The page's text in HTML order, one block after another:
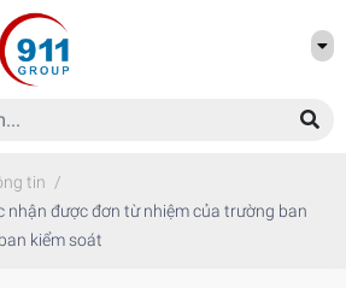
tin /
nhận được đơn từ nhiệm của trường ban
kiểm soát